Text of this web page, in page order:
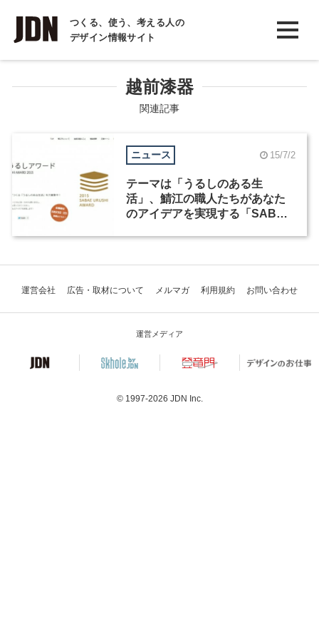
つくる、使う、考える人の
デザイン情報サイト
INTERVIEW
インタビュー
COLUMN
越前漆器
関連記事
ニュース 15/7/2
テーマは「うるしのある生
活」、鯖江の職人たちがあなた
のアイデアを実現する「SABAE
運営会社 広告・取材について メルマガ 利用規約 お問い合わせ
運営メディア
© 1997-2026 JDN Inc.